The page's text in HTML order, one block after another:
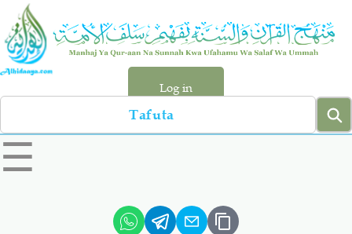
Skip
main
content
Log in
Search
left
sidebar
☰
Hadiyth